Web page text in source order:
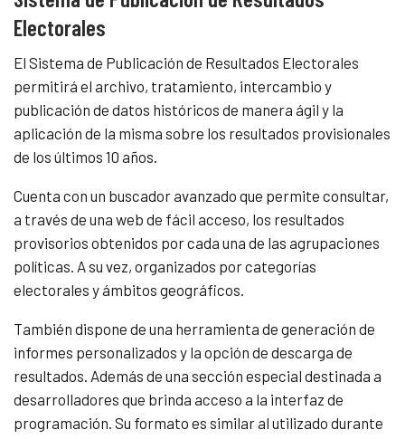
Electorales
El Sistema de Publicación de Resultados Electorales
permitirá el archivo, tratamiento, intercambio y
publicación de datos históricos de manera ágil y la
aplicación de la misma sobre los resultados provisionales
de los últimos 10 años.
Cuenta con un buscador avanzado que permite consultar,
a través de una web de fácil acceso, los resultados
provisorios obtenidos por cada una de las agrupaciones
políticas. A su vez, organizados por categorías
electorales y ámbitos geográficos.
También dispone de una herramienta de generación de
informes personalizados y la opción de descarga de
resultados. Además de una sección especial destinada a
desarrolladores que brinda acceso a la interfaz de
programación. Su formato es similar al utilizado durante